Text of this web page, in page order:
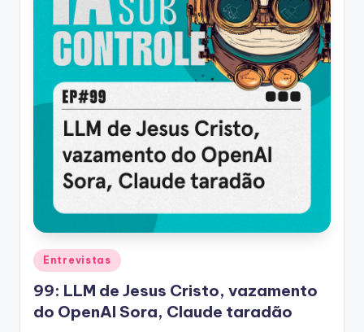
Posted
in
Entrevistas
99: LLM de Jesus Cristo, vazamento
do OpenAI Sora, Claude taradão